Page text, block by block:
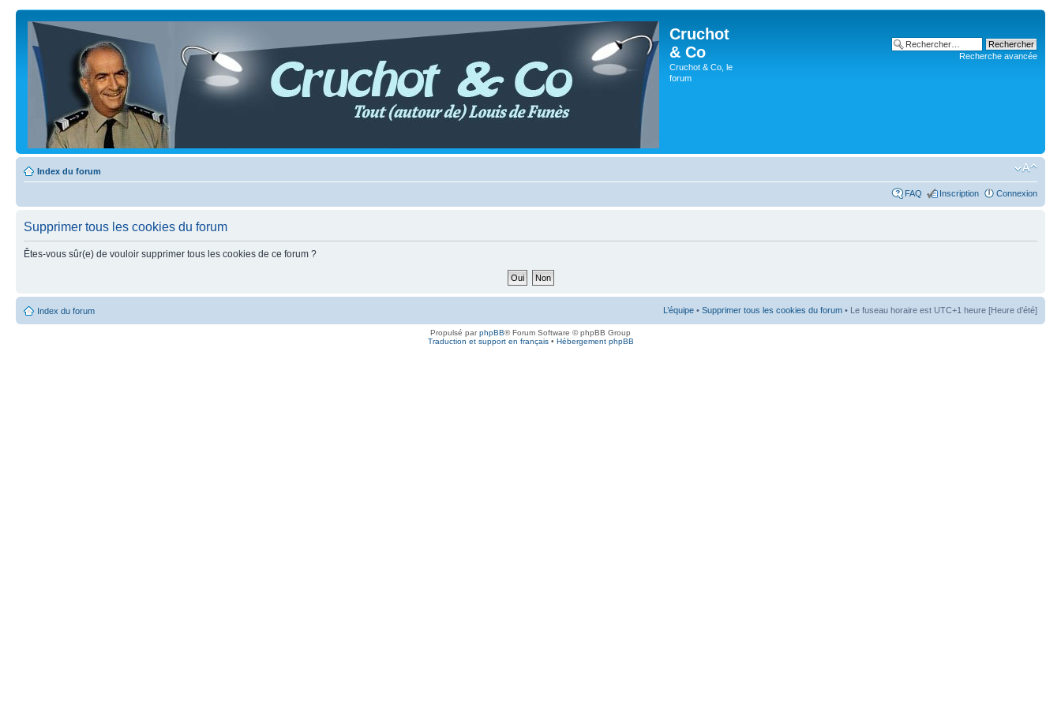
Cruchot
& Co
Cruchot & Co, le
forum
Recherche avancée
Index du forum
FAQ Inscription Connexion
Supprimer tous les cookies du forum
Êtes-vous sûr(e) de vouloir supprimer tous les cookies de ce forum ?
Index du forum L’équipe • Supprimer tous les cookies du forum • Le fuseau horaire est UTC+1 heure [Heure d’été]
Propulsé parphpBB® Forum Software © phpBB Group
Traduction et support en français• Hébergement phpBB